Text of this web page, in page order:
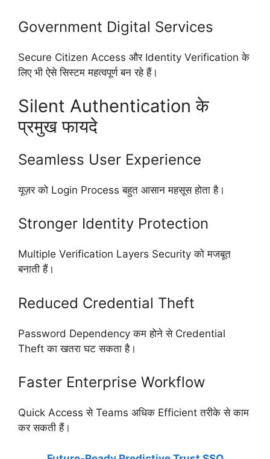
Government Digital Services
Secure Citizen Access और Identity Verification के
लिए भी ऐसे सिस्टम महत्वपूर्ण बन रहे हैं।
Silent Authentication के
प्रमुख फायदे
Seamless User Experience
यूज़र को Login Process बहुत आसान महसूस होता है।
Stronger Identity Protection
Multiple Verification Layers Security को मजबूत
बनाती हैं।
Reduced Credential Theft
Password Dependency कम होने से Credential
Theft का खतरा घट सकता है।
Faster Enterprise Workflow
Quick Access से Teams अधिक Efficient तरीके से काम
कर सकती हैं।